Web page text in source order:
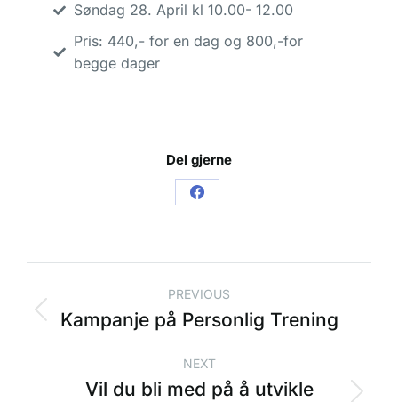
Søndag 28. April kl 10.00- 12.00
Pris: 440,- for en dag og 800,-for
begge dager
Del gjerne
PREVIOUS
Kampanje på Personlig Trening
NEXT
Vil du bli med på å utvikle